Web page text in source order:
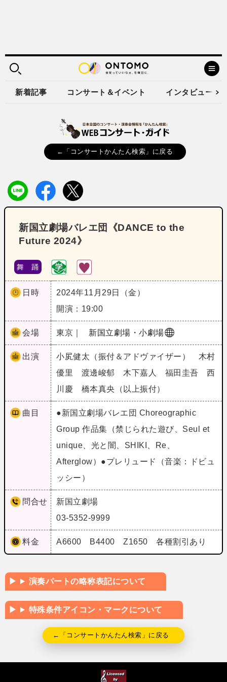
新着記事 コンサート＆イベント インタビュー
←「コンサートかんたん検索」に戻る
新国立劇場バレエ団《DANCE to the
Future 2024》
舞 踊
日時
2024年11月29日（金）
開演：19:00
会場 東京｜ 新国立劇場・小劇場
出演
小㞍健太（振付＆アドヴァイザー） 木村
優里 渡邊峻郁 木下嘉人 福田圭吾 西
川慶 橋本真央（以上振付）
曲目
●新国立劇場バレエ団 Choreographic
Group 作品集（禁じられた遊び、Seul et
unique、光と闇、SHIKI、Re、
Afterglow）●プレリュード（音楽：ドビュ
ッシー）
問合せ
新国立劇場
03-5352-9999
料金 A6600 B4400 Z1650 各種割引あり
演奏パートの略称表記について
特殊条件アイコン・マークについて
←「コンサートかんたん検索」に戻る